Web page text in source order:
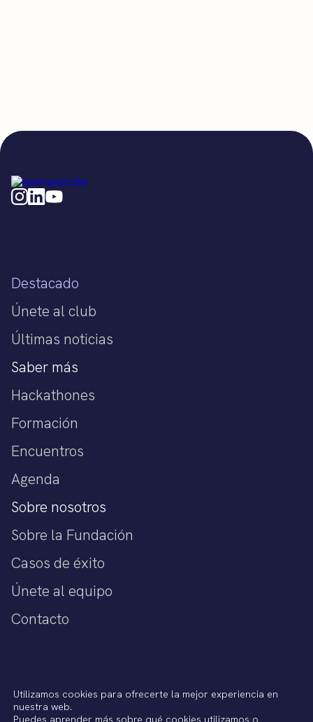
Destacado
Únete al club
Últimas noticias
Saber más
Hackathones
Formación
Encuentros
Agenda
Sobre nosotros
Sobre la Fundación
Casos de éxito
Únete al equipo
Contacto
Política de privacidad
Política de cookies
Utilizamos cookies para ofrecerte la mejor experiencia en
nuestra web.
Puedes aprender más sobre qué cookies utilizamos o